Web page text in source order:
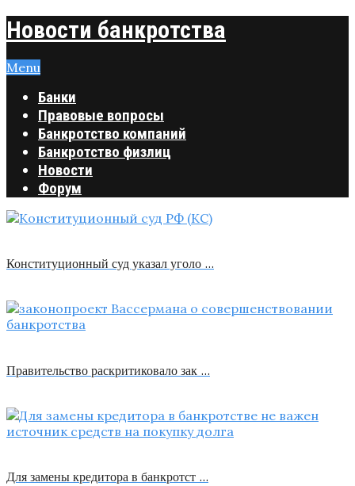
Новости банкротства
Menu
Банки
Правовые вопросы
Банкротство компаний
Банкротство физлиц
Новости
Форум
Конституционный суд указал уголо …
Правительство раскритиковало зак …
Для замены кредитора в банкротст …